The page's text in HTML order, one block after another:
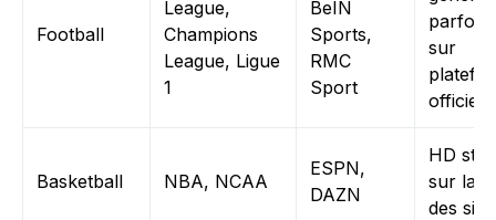
Football
League,
Champions
League, Ligue
1
BeIN
Sports,
RMC
Sport
parfois
sur
Basketball NBA, NCAA
ESPN,
DAZN
HD
sur la
des